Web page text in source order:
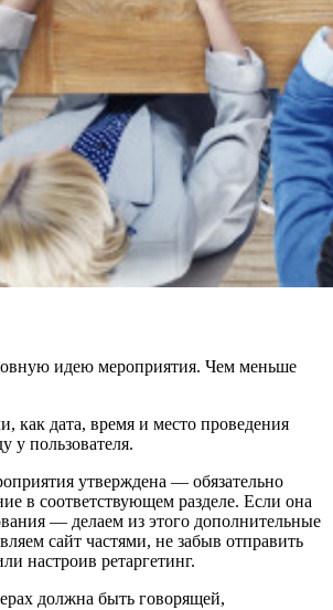
идею мероприятия. Чем меньше
как дата, время и место проведения
у пользователя.
утверждена — обязательно
в соответствующем разделе. Если она
— делаем из этого дополнительные
сайт частями, не забыв отправить
настроив ретаргетинг.
должна быть говорящей,